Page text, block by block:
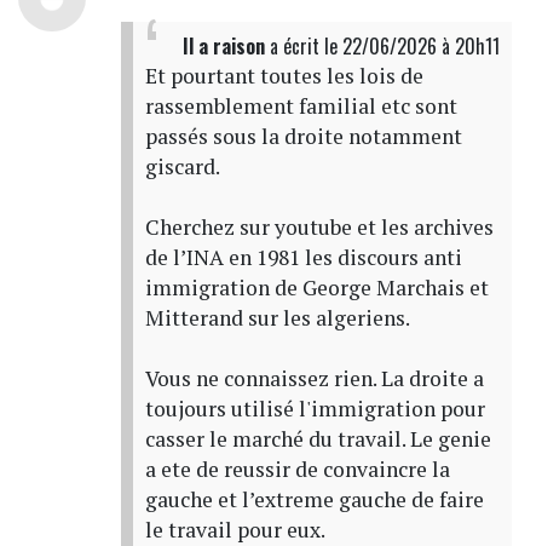
Il a raisona écrit le 22/06/2026 à 20h11
Et pourtant toutes les lois de
rassemblement familial etc sont
passés sous la droite notamment
giscard.
Cherchez sur youtube et les archives
de l’INA en 1981 les discours anti
immigration de George Marchais et
Mitterand sur les algeriens.
Vous ne connaissez rien. La droite a
toujours utilisé l'immigration pour
casser le marché du travail. Le genie
a ete de reussir de convaincre la
gauche et l’extreme gauche de faire
le travail pour eux.